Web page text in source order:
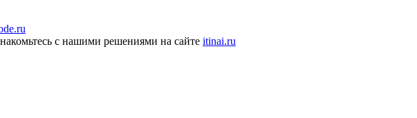
с нашими решениями на сайте itinai.ru